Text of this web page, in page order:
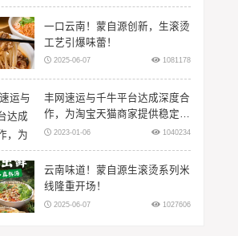
一口云南！蒙自源创新，生滚烫
工艺引爆味蕾！
2025-06-07 1081178
丰网速运与千牛平台达成深度合
作，为淘宝天猫商家提供稳定物
流服务
2023-01-06 1040234
云南味道！蒙自源生滚烫系列米
线隆重开场！
2025-06-07 1027606